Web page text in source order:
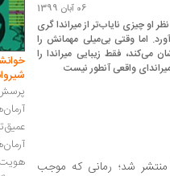
06 آبان 1399
او چیزی نایاب‌تر از میراندا گری
اما وقتی بی‌میلی مهمانش را
می‌کند، فقط زیبایی میراندا را
واقعی آنطور نیست
» [The Collector‬] در سال 1963 منتشر شد؛ رمانی که موجب
هویت